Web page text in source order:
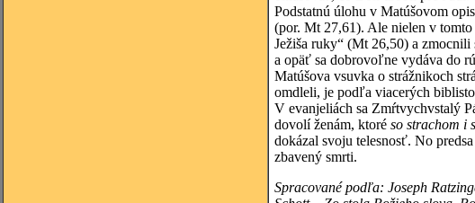
Podstatnú úlohu v Matúšovom
(por. Mt 27,61). Ale nielen v
Ježiša ruky“ (Mt 26,50) a
a opäť sa dobrovoľne vydáva do
Matúšova vsuvka o strážnikoch
omdleli, je podľa viacerých
V evanjeliách sa Zmŕtvychvstalý
dovolí ženám, ktoré so strachom i
dokázal svoju telesnosť. No
zbavený smrti.
Spracované podľa: Joseph